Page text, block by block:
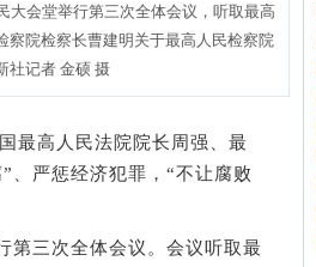
大会堂举行第三次全体会议，听取最高
察院检察长曹建明关于最高人民检察院
社记者 金硕 摄
最高人民法院院长周强、最
、严惩经济犯罪，“不让腐败
三次全体会议。会议听取最